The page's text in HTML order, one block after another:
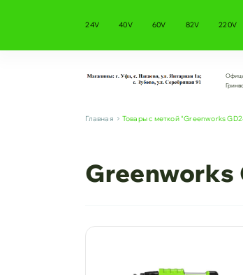
24V 40V 60V 82V 220V
Главная Товары с меткой “Greenworks
Greenworks